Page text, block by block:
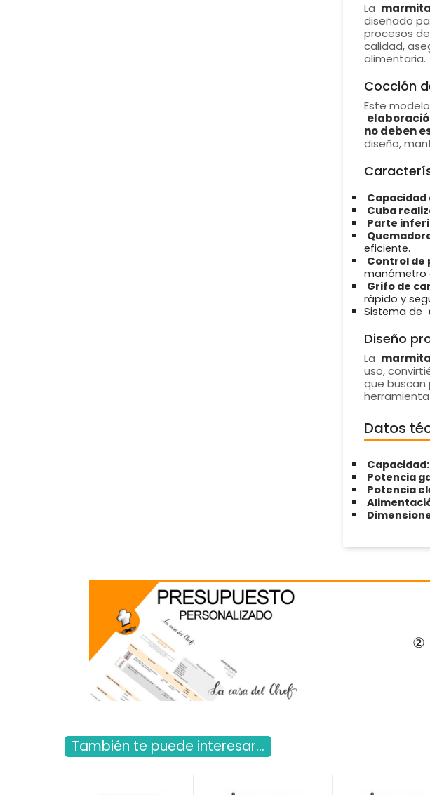
La
diseñado
procesos
calidad,
alimentaria.
Cocción
Este
no deben
diseño,
Capacidad
Cuba
Parte
eficiente.
Control de
manómetro
Grifo de
rápido y
Sistema de
Diseño
La
uso,
que buscan
Datos
Capacidad:
Potencia
Potencia
②
También te puede interesar...